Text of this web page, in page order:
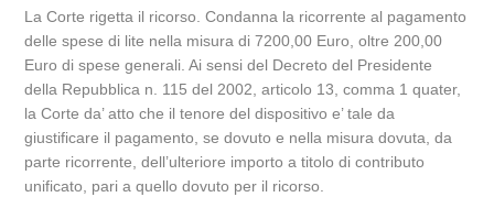
La Corte rigetta il ricorso. Condanna la ricorrente al pagamento
delle spese di lite nella misura di 7200,00 Euro, oltre 200,00
Euro di spese generali. Ai sensi del Decreto del Presidente
della Repubblica n. 115 del 2002, articolo 13, comma 1 quater,
la Corte da’ atto che il tenore del dispositivo e’ tale da
giustificare il pagamento, se dovuto e nella misura dovuta, da
parte ricorrente, dell’ulteriore importo a titolo di contributo
unificato, pari a quello dovuto per il ricorso.